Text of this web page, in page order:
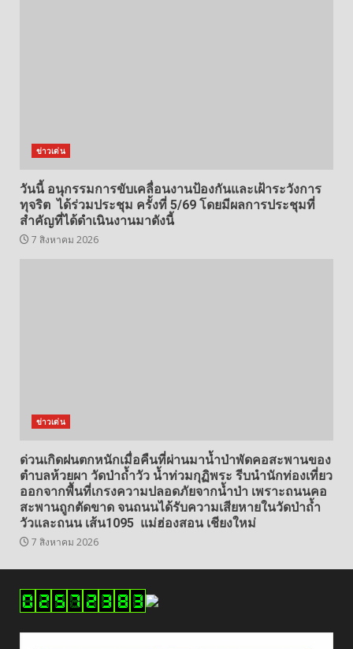
ข่าวเด่น
วันนี้ อนุกรรมการขับเคลื่อนงานป้องกันและเฝ้าระวังการ
ทุจริต ได้ร่วมประชุม ครั้งที่ 5/69 โดยมีผลการประชุมที่
สำคัญที่ได้ดำเนินงานมาดังนี้
7 สิงหาคม 2026
ข่าวเด่น
ด่วนเกิดฝนตกหนักเมื่อคืนที่ผ่านมาน้ำป่าพัดคอสะพานของ
ตำบลห้วยผา วัดป่าถ้ำวัว น้ำท่วมกุฏิพระ รีบนำนักท่องเที่ยว
ออกจากพื้นที่เกรงความปลอดภัยจากน้ำป่า เพราะถนนคอ
สะพานถูกตัดขาด จนถนนได้รับความเสียหายในวัดป่าถ้ำ
วัวและถนน เส้น1095 แม่ฮ่องสอน เชียงใหม่
7 สิงหาคม 2026